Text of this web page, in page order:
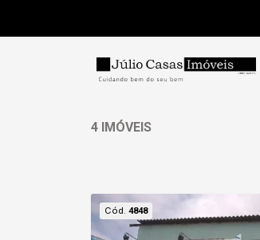
4 IMÓVEIS
Cód. 4848